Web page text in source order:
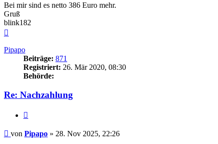
Bei mir sind es netto 386 Euro mehr.
Gruß
blink182
Pipapo
Beiträge: 871
Registriert: 26. Mär 2020, 08:30
Behörde:
Re: Nachzahlung
Beitrag
von Pipapo » 28. Nov 2025, 22:26